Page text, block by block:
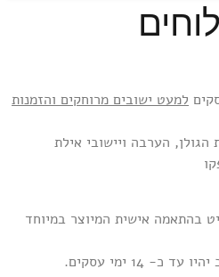
למעט ישובים מרוחקים והזמנות
הערבה ויישובי אילת
בהתאמה אישית המיוצר במיוחד
14 ימי עסקים.